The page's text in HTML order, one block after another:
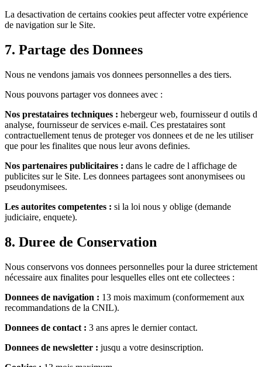
La desactivation de certains cookies peut affecter votre expérience
de navigation sur le Site.
7. Partage des Donnees
Nous ne vendons jamais vos donnees personnelles a des tiers.
Nous pouvons partager vos donnees avec :
Nos prestataires techniques : hebergeur web, fournisseur d outils d
analyse, fournisseur de services e-mail. Ces prestataires sont
contractuellement tenus de proteger vos donnees et de ne les utiliser
que pour les finalites que nous leur avons definies.
Nos partenaires publicitaires : dans le cadre de l affichage de
publicites sur le Site. Les donnees partagees sont anonymisees ou
pseudonymisees.
Les autorites competentes : si la loi nous y oblige (demande
judiciaire, enquete).
8. Duree de Conservation
Nous conservons vos donnees personnelles pour la duree strictement
nécessaire aux finalites pour lesquelles elles ont ete collectees :
Donnees de navigation : 13 mois maximum (conformement aux
recommandations de la CNIL).
Donnees de contact : 3 ans apres le dernier contact.
Donnees de newsletter : jusqu a votre desinscription.